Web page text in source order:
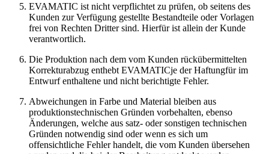
EVAMATIC ist nicht verpflichtet zu prüfen, ob seitens des
Kunden zur Verfügung gestellte Bestandteile oder Vorlagen
frei von Rechten Dritter sind. Hierfür ist allein der Kunde
verantwortlich.
Die Produktion nach dem vom Kunden rückübermittelten
Korrekturabzug enthebt EVAMATICje der Haftungfür im
Entwurf enthaltene und nicht berichtigte Fehler.
Abweichungen in Farbe und Material bleiben aus
produktionstechnischen Gründen vorbehalten, ebenso
Änderungen, welche aus satz- oder sonstigen technischen
Gründen notwendig sind oder wenn es sich um
offensichtliche Fehler handelt, die vom Kunden übersehen